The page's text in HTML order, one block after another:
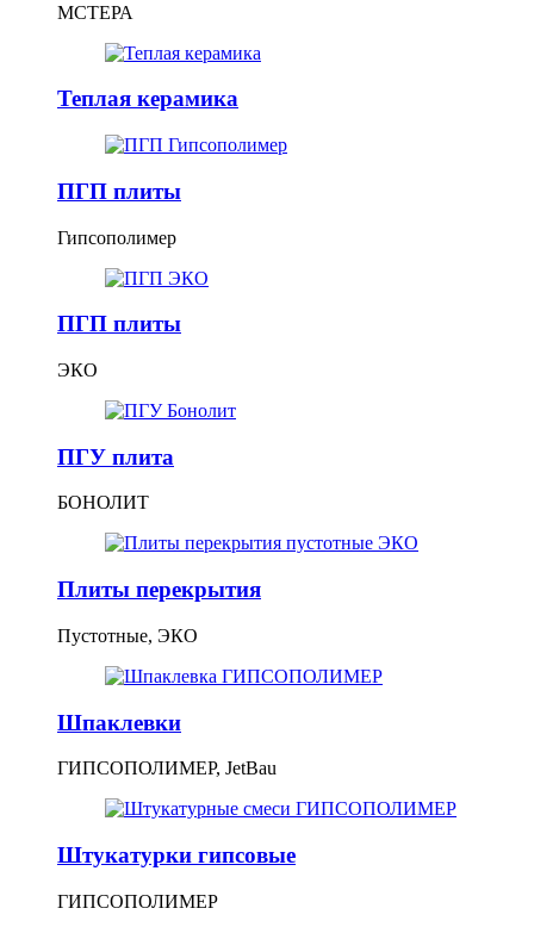
МСТЕРА
Теплая керамика
ПГП плиты
Гипсополимер
ПГП плиты
ЭКО
ПГУ плита
БОНОЛИТ
Плиты перекрытия
Пустотные, ЭКО
Шпаклевки
ГИПСОПОЛИМЕР, JetBau
Штукатурки гипсовые
ГИПСОПОЛИМЕР